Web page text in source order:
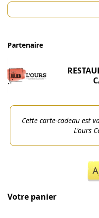
Partenaire
Cette carte-cadeau est
L'ours
Votre panier